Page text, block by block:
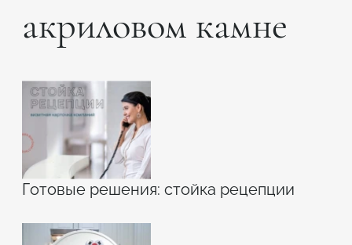
акриловом камне
Готовые решения: стойка рецепции